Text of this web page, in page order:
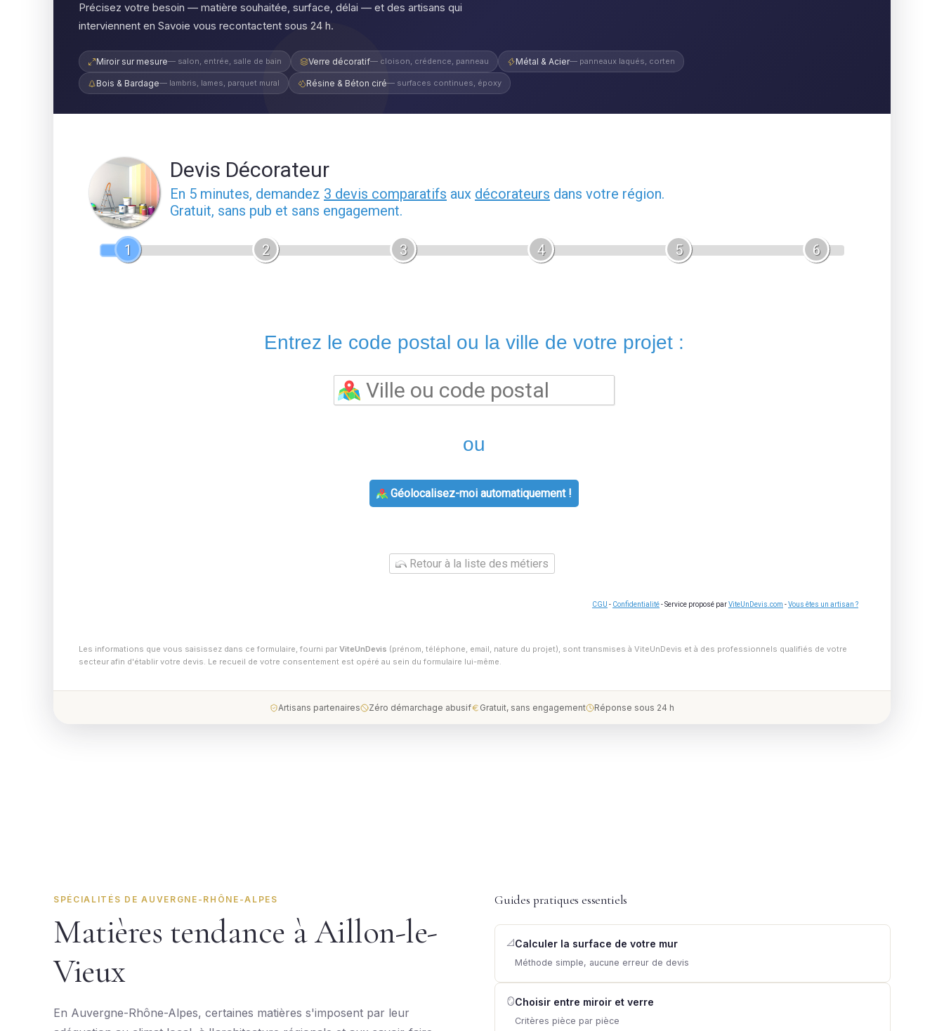
Précisez votre besoin — matière souhaitée, surface, délai — et des artisans qui
interviennent en Savoie vous recontactent sous 24 h.
Miroir sur mesure— salon, entrée, salle de bain Verre décoratif— cloison, crédence, panneau Métal & Acier— panneaux laqués, corten
Bois & Bardage— lambris, lames, parquet mural Résine & Béton ciré— surfaces continues, époxy
Devis Décorateur
En 5 minutes, demandez 3 devis comparatifs aux décorateurs dans votre région.
Gratuit, sans pub et sans engagement.
1 2 3 4 5 6
Entrez le code postal ou la ville de votre projet :
ou
Géolocalisez-moi automatiquement !
Retour à la liste des métiers
CGU - Confidentialité- Service proposé parViteUnDevis.com -Vous êtes un artisan ?
Les informations que vous saisissez dans ce formulaire, fourni par ViteUnDevis (prénom, téléphone, email, nature du projet), sont transmises à ViteUnDevis et à des professionnels qualifiés de votre
secteur afin d'établir votre devis. Le recueil de votre consentement est opéré au sein du formulaire lui-même.
Artisans partenaires Zéro démarchage abusif Gratuit, sans engagement Réponse sous 24 h
SPÉCIALITÉS DE AUVERGNE-RHÔNE-ALPES
Matières tendance à Aillon-le-
Vieux
En Auvergne-Rhône-Alpes, certaines matières s'imposent par leur
Guides pratiques essentiels
📐 Calculer la surface de votre mur
Méthode simple, aucune erreur de devis
🪞Choisir entre miroir et verre
Critères pièce par pièce